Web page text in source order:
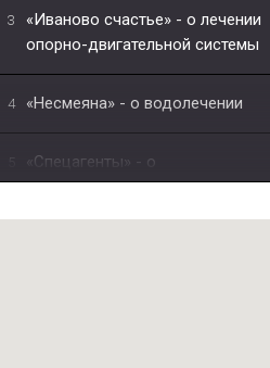
3
«Иваново счастье» - о лечении
опорно-двигательной системы
4 «Несмеяна» - о водолечении
«Спецагенты» - о
физиотерапевтическом лечении